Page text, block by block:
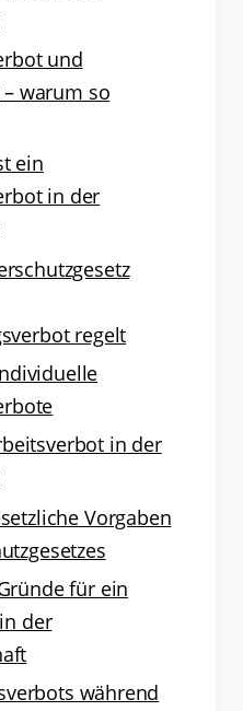
und
warum so
ein
in der
regelt
in der
Vorgaben
für ein
der
während